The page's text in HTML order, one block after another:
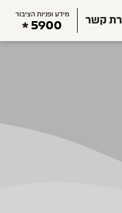
קשר
מידע ופניות הציבור
5900